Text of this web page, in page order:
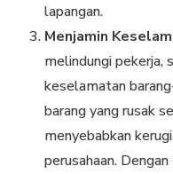
lapangan.
Menjamin
melindungi pekerja,
keselamatan
barang yang rusak
menyebabkan
perusahaan.